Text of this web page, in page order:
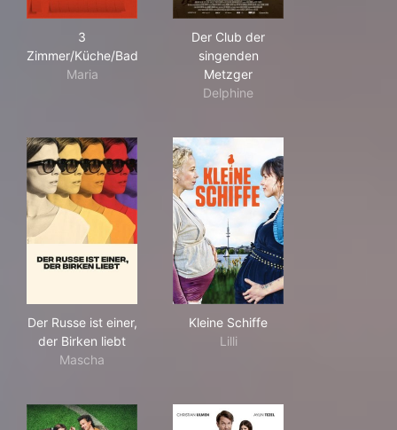
3
Zimmer/Küche/Bad
Maria
Der Club der
singenden
Metzger
Delphine
Der Russe ist einer,
der Birken liebt
Mascha
Kleine Schiffe
Lilli